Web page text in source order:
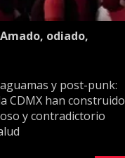
odiado,
y post-punk:
CDMX han construido
y contradictorio